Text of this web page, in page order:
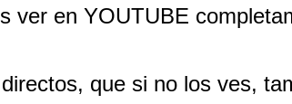
ver en YOUTUBE
que si no los ves,